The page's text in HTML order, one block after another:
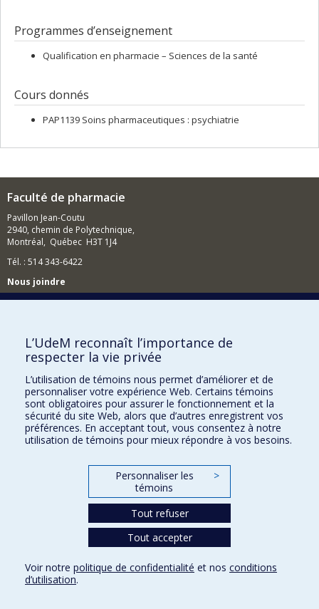
Programmes d’enseignement
Qualification en pharmacie – Sciences de la santé
Cours donnés
PAP1139 Soins pharmaceutiques : psychiatrie
Faculté de pharmacie
Pavillon Jean-Coutu
2940, chemin de Polytechnique,
Montréal, Québec H3T 1J4
Tél. : 514 343-6422
Nous joindre
Nous trouver
Plan du site
Accessibilité
Conditions d’utilisation
L’UdeM reconnaît l’importance de
respecter la vie privée
L’utilisation de témoins nous permet d’améliorer et de
personnaliser votre expérience Web. Certains témoins
sont obligatoires pour assurer le fonctionnement et la
sécurité du site Web, alors que d’autres enregistrent vos
préférences. En acceptant tout, vous consentez à notre
utilisation de témoins pour mieux répondre à vos besoins.
Personnaliser les
témoins
>
Tout refuser
Tout accepter
Voir notre politique de confidentialité et nos conditions
d’utilisation.